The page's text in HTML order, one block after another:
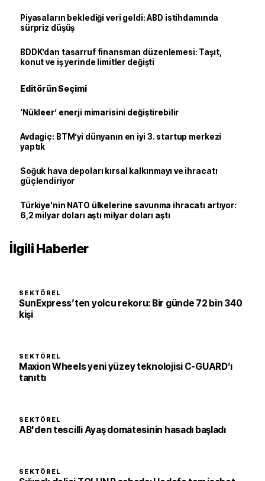
Piyasaların beklediği veri geldi: ABD istihdamında
sürpriz düşüş
BDDK’dan tasarruf finansman düzenlemesi: Taşıt,
konut ve iş yerinde limitler değişti
Editörün Seçimi
‘Nükleer’ enerji mimarisini değiştirebilir
Avdagiç: BTM’yi dünyanın en iyi 3. startup merkezi
yaptık
Soğuk hava depoları kırsal kalkınmayı ve ihracatı
güçlendiriyor
Türkiye'nin NATO ülkelerine savunma ihracatı artıyor:
6,2 milyar doları aştı milyar doları aştı
İlgili Haberler
SEKTÖREL
SunExpress’ten yolcu rekoru: Bir günde 72 bin 340
kişi
SEKTÖREL
Maxion Wheels yeni yüzey teknolojisi C-GUARD’ı
tanıttı
SEKTÖREL
AB'den tescilli Ayaş domatesinin hasadı başladı
SEKTÖREL